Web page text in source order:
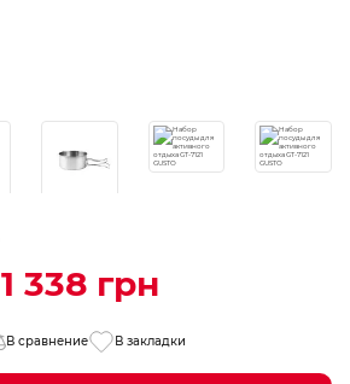
1 338 грн
В сравнение В закладки